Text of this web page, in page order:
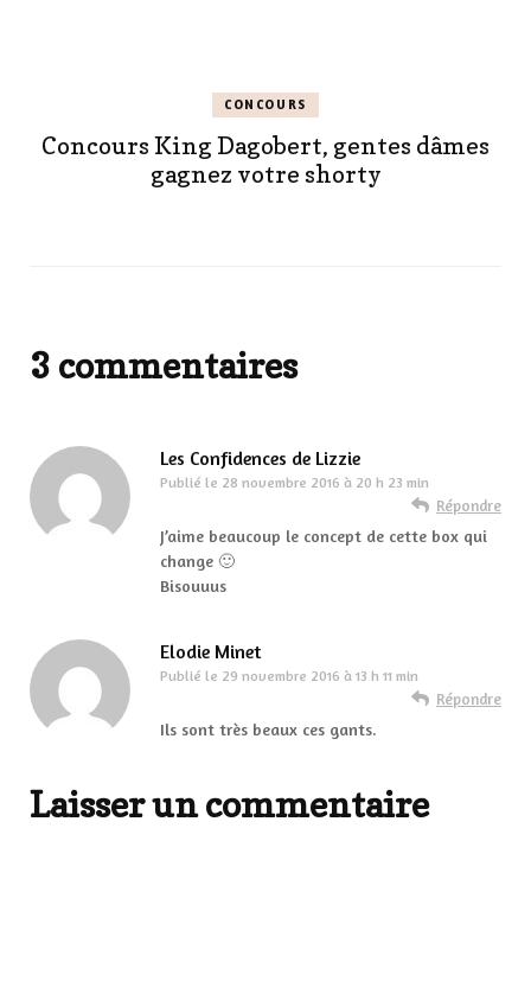
CONCOURS
Concours King Dagobert, gentes dâmes
gagnez votre shorty
3 commentaires
Les Confidences de Lizzie
Publié le 28 novembre 2016 à 20 h 23 min
Répondre
J’aime beaucoup le concept de cette box qui
change 🙂
Bisouuus
Elodie Minet
Publié le 29 novembre 2016 à 13 h 11 min
Répondre
Ils sont très beaux ces gants.
Laisser un commentaire